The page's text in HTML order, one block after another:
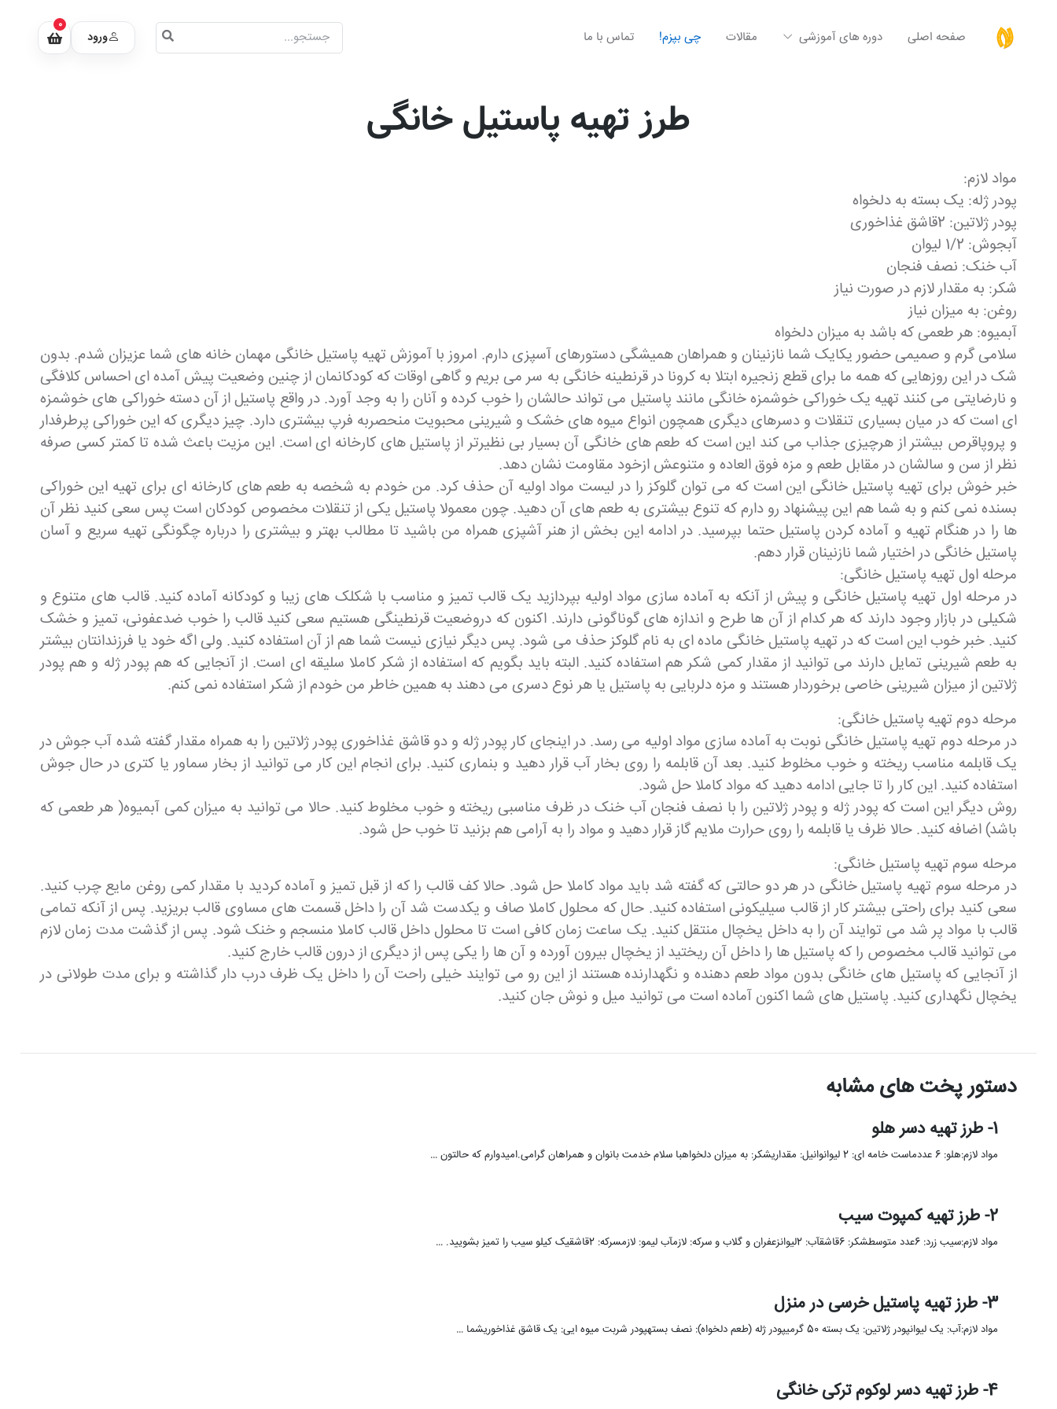
صفحه اصلی دوره های آموزشی مقالات چی بپزم! تماس با ما ورود
0
طرز تهیه پاستیل خانگی
مواد لازم:
پودر ژله: یک بسته به دلخواه
پودر ژلاتین: 2قاشق غذاخوری
آبجوش: 1/2 لیوان
آب خنک: نصف فنجان
شکر: به مقدار لازم در صورت نیاز
روغن: به میزان نیاز
آبمیوه: هر طعمی که باشد به میزان دلخواه
سلامی گرم و صمیمی حضور یکایک شما نازنینان و همراهان همیشگی دستورهای آسپزی دارم. امروز با آموزش تهیه پاستیل خانگی مهمان خانه های شما عزیزان شدم. بدون
شک در این روزهایی که همه ما برای قطع زنجیره ابتلا به کرونا در قرنطینه خانگی به سر می بریم و گاهی اوقات که کودکانمان از چنین وضعیت پیش آمده ای احساس کلافگی
و نارضایتی می کنند تهیه یک خوراکی خوشمزه خانگی مانند پاستیل می تواند حالشان را خوب کرده و آنان را به وجد آورد. در واقع پاستیل از آن دسته خوراکی های خوشمزه
ای است که در میان بسیاری تنقلات و دسرهای دیگری همچون انواع میوه های خشک و شیرینی محبویت منحصربه فرپ بیشتری دارد. چیز دیگری که این خوراکی پرطرفدار
و پروپاقرص بیشتر از هرچیزی جذاب می کند این است که طعم های خانگی آن بسیار بی نظیرتر از پاستیل های کارخانه ای است. این مزیت باعث شده تا کمتر کسی صرفه
نظر از سن و سالشان در مقابل طعم و مزه فوق العاده و متنوعش ازخود مقاومت نشان دهد.
خبر خوش برای تهیه پاستیل خانگی این است که می توان گلوکز را در لیست مواد اولیه آن حذف کرد. من خودم به شخصه به طعم های کارخانه ای برای تهیه این خوراکی
بسنده نمی کنم و به شما هم این پیشنهاد رو دارم که تنوع بیشتری به طعم های آن دهید. چون معمولا پاستیل یکی از تنقلات مخصوص کودکان است پس سعی کنید نظر آن
ها را در هنگام تهیه و آماده کردن پاستیل حتما بپرسید. در ادامه این بخش از هنر آشپزی همراه من باشید تا مطالب بهتر و بیشتری را درباره چگونگی تهیه سریع و آسان
پاستیل خانگی در اختیار شما نازنینان قرار دهم.
مرحله اول تهیه پاستیل خانگی:
در مرحله اول تهیه پاستیل خانگی و پیش از آنکه به آماده سازی مواد اولیه بپردازید یک قالب تمیز و مناسب با شکلک های زیبا و کودکانه آماده کنید. قالب های متنوع و
شکیلی در بازار وجود دارند که هر کدام از آن ها طرح و اندازه های گوناگونی دارند. اکنون که دروضعیت قرنطینگی هستیم سعی کنید قالب را خوب ضدعفونی، تمیز و خشک
کنید. خبر خوب این است که در تهیه پاستیل خانگی ماده ای به نام گلوکز حذف می شود. پس دیگر نیازی نیست شما هم از آن استفاده کنید. ولی اگه خود یا فرزندانتان بیشتر
به طعم شیرینی تمایل دارند می توانید از مقدار کمی شکر هم استفاده کنید. البته باید بگویم که استفاده از شکر کاملا سلیقه ای است. از آنجایی که هم پودر ژله و هم پودر
ژلاتین از میزان شیرینی خاصی برخوردار هستند و مزه دلربایی به پاستیل یا هر نوع دسری می دهند به همین خاطر من خودم از شکر استفاده نمی کنم.
مرحله دوم تهیه پاستیل خانگی:
در مرحله دوم تهیه پاستیل خانگی نوبت به آماده سازی مواد اولیه می رسد. در اینجای کار پودر ژله و دو قاشق غذاخوری پودر ژلاتین را به همراه مقدار گفته شده آب جوش در
یک قابلمه مناسب ریخته و خوب مخلوط کنید. بعد آن قابلمه را روی بخار آب قرار دهید و بنماری کنید. برای انجام این کار می توانید از بخار سماور یا کتری در حال جوش
استفاده کنید. این کار را تا جایی ادامه دهید که مواد کاملا حل شود.
روش دیگر این است که پودر ژله و پودر ژلاتین را با نصف فنجان آب خنک در ظرف مناسبی ریخته و خوب مخلوط کنید. حالا می توانید به میزان کمی آبمیوه( هر طعمی که
باشد) اضافه کنید. حالا ظرف یا قابلمه را روی حرارت ملایم گاز قرار دهید و مواد را به آرامی هم بزنید تا خوب حل شود.
مرحله سوم تهیه پاستیل خانگی:
در مرحله سوم تهیه پاستیل خانگی در هر دو حالتی که گفته شد باید مواد کاملا حل شود. حالا کف قالب را که از قبل تمیز و آماده کردید با مقدار کمی روغن مایع چرب کنید.
سعی کنید برای راحتی بیشتر کار از قالب سیلیکونی استفاده کنید. حال که محلول کاملا صاف و یکدست شد آن را داخل قسمت های مساوی قالب بریزید. پس از آنکه تمامی
قالب با مواد پر شد می توایند آن را به داخل یخچال منتقل کنید. یک ساعت زمان کافی است تا محلول داخل قالب کاملا منسجم و خنک شود. پس از گذشت مدت زمان لازم
می توانید قالب مخصوص را که پاستیل ها را داخل آن ریختید از یخچال بیرون آورده و آن ها را یکی پس از دیگری از درون قالب خارج کنید.
از آنجایی که پاستیل های خانگی بدون مواد طعم دهنده و نگهدارنده هستند از این رو می توایند خیلی راحت آن را داخل یک ظرف درب دار گذاشته و برای مدت طولانی در
یخچال نگهداری کنید. پاستیل های شما اکنون آماده است می توانید میل و نوش جان کنید.
دستور پخت های مشابه
1- طرز تهیه دسر هلو
مواد لازم:هلو: 6 عددماست خامه ای: 2 لیوانوانیل: مقداریشکر: به میزان دلخواهبا سلام خدمت بانوان و همراهان گرامی.امیدوارم که حالتون …
2- طرز تهیه کمپوت سیب
مواد لازم:سیب زرد: 6عدد متوسطشکر: 6قاشقآب: 2لیوانزعفران و گلاب و سرکه: لازمآب لیمو: لازمسرکه: 2قاشقیک کیلو سیب را تمیز بشویید. …
3- طرز تهیه پاستیل خرسی در منزل
مواد لازم:آب: یک لیوانپودر ژلاتین: یک بسته 50 گرمیپودر ژله (طعم دلخواه): نصف بستهپودر شربت میوه ایی: یک قاشق غذاخوریشما …
4- طرز تهیه دسر لوکوم ترکی خانگی